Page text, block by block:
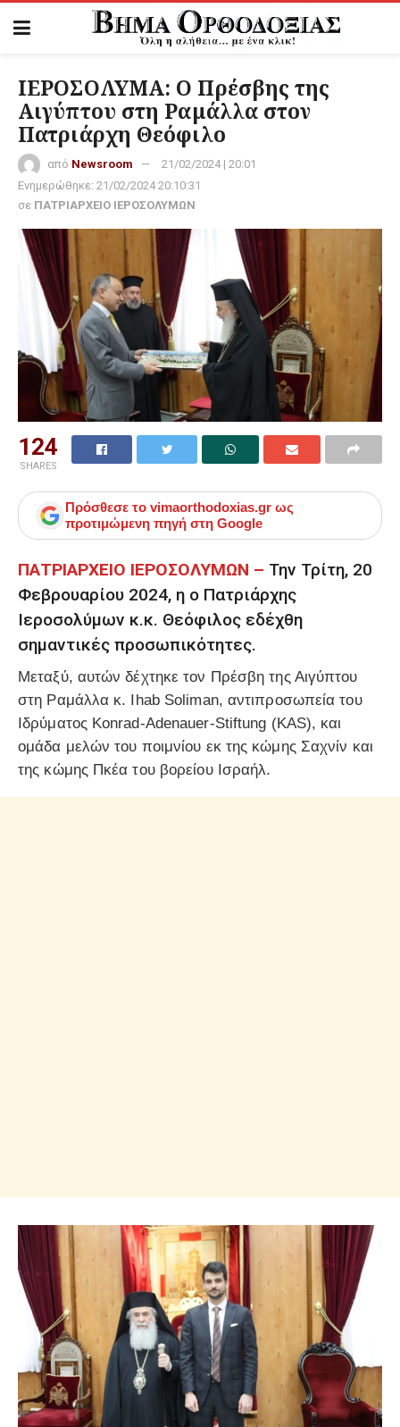
ΙΕΡΟΣΟΛΥΜΑ: Ο Πρέσβης της
Αιγύπτου στη Ραμάλλα στον
Πατριάρχη Θεόφιλο
από Newsroom
21/02/2024 | 20:01
Ενημερώθηκε: 21/02/2024 20:10:31
σε ΠΑΤΡΙΑΡΧΕΙΟ ΙΕΡΟΣΟΛΥΜΩΝ
124
SHARES
Πρόσθεσε το vimaorthodoxias.gr ως
προτιμώμενη πηγή στη Google
ΠΑΤΡΙΑΡΧΕΙΟ ΙΕΡΟΣΟΛΥΜΩΝ – Την Τρίτη, 20
Φεβρουαρίου 2024, η ο Πατριάρχης
Ιεροσολύμων κ.κ. Θεόφιλος εδέχθη
σημαντικές προσωπικότητες.
Μεταξύ, αυτών δέχτηκε τον Πρέσβη της Αιγύπτου
στη Ραμάλλα κ. Ihab Soliman, αντιπροσωπεία του
Ιδρύματος Konrad-Adenauer-Stiftung (KAS), και
ομάδα μελών του ποιμνίου εκ της κώμης Σαχνίν και
της κώμης Πκέα του βορείου Ισραήλ.